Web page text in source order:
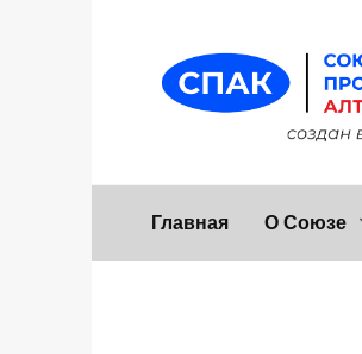
Главная О Союзе